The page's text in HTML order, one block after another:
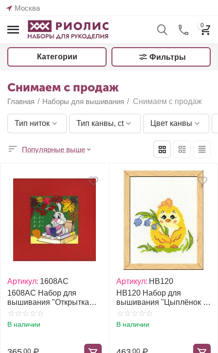
Москва
0
Категории Фильтры
Снимаем с продаж
Главная / Наборы для вышивания / Снимаем с продаж
Тип ниток Тип канвы, ct Цвет канвы
Популярные выше
Артикул: 1608АС
1608АС Набор для
вышивания "Открытка
Школьная"
В наличии
00
Артикул: НВ120
НВ120 Набор для
вышивания "Цыплёнок с
ландышем"
В наличии
00